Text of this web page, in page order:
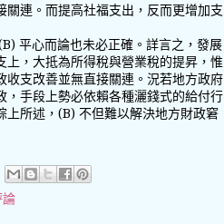
連。而提高社福支出，反而更增加支
平心而論也未必正確。詳言之，發展
，大抵為所得稅與營業稅的提昇，惟
支改善並無直接關連。況若地方政府
手段上勢必依賴各種灑錢式的給付行
所述，(B) 不但難以解決地方財政窘